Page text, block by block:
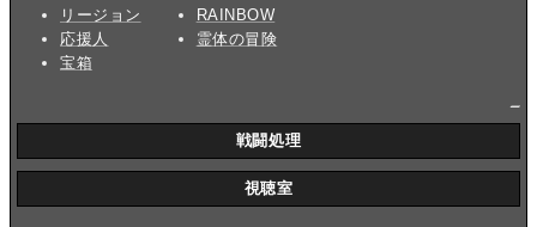
リージョン
応援人
宝箱
RAINBOW
霊体の冒険
戦闘処理
視聴室